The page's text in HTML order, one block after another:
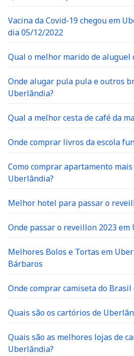
Vacina da Covid-19 chegou em
dia 05/12/2022
Qual o melhor marido de aluguel
Onde alugar pula pula e outros
Uberlândia?
Qual a melhor cesta de café da
Onde comprar livros da escola
Como comprar apartamento
Uberlândia?
Melhor hotel para passar o
Onde passar o reveillon 2023 em
Melhores Bolos e Tortas em
Bárbaros
Onde comprar camiseta do
Quais são os cartórios de
Quais são as melhores lojas de
Uberlândia?